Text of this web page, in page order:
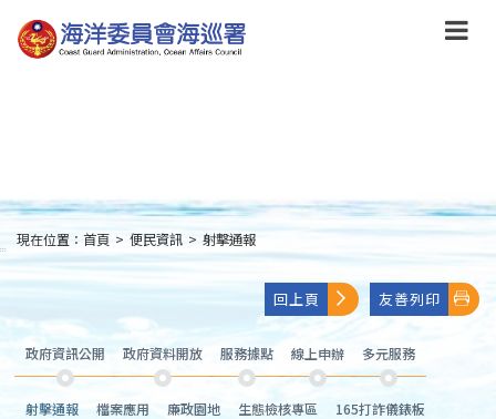
到
主
:::
現在位置： 首頁 > 便民資訊 > 射擊通報
回上頁 友善列印
政府資訊公開 政府資料開放 服務據點 線上申辦 多元服務
射擊通報 檔案應用 廉政園地 生態檢核專區 165打詐儀錶板